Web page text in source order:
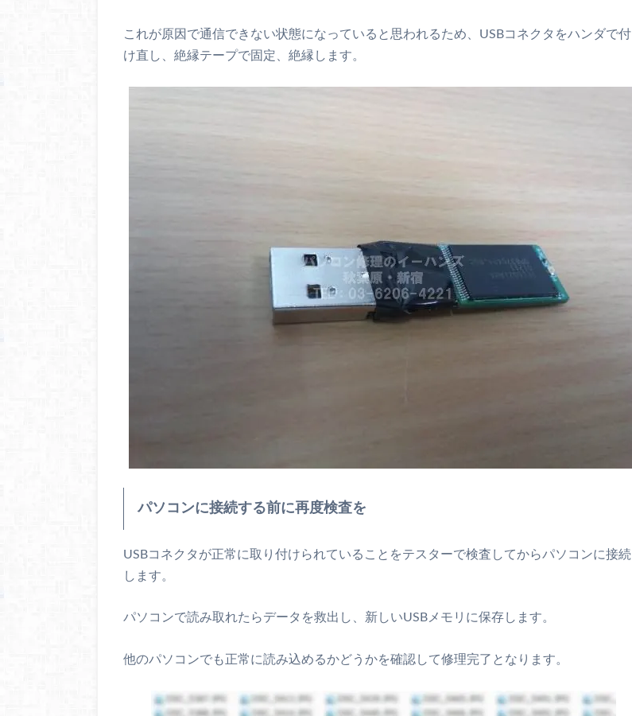
これが原因で通信できない状態になっていると思われるため、USBコネクタをハンダで付
け直し、絶縁テープで固定、絶縁します。
パソコンに接続する前に再度検査を
USBコネクタが正常に取り付けられていることをテスターで検査してからパソコンに接続
します。
パソコンで読み取れたらデータを救出し、新しいUSBメモリに保存します。
他のパソコンでも正常に読み込めるかどうかを確認して修理完了となります。